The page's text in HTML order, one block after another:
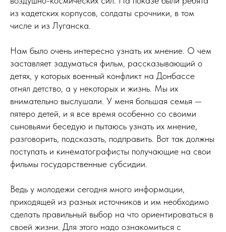
из кадетских корпусов, солдаты срочники, в том
числе и из Луганска.
Нам было очень интересно узнать их мнение. О чем
заставляет задуматься фильм, рассказывающий о
детях, у которых военный конфликт на Донбассе
отнял детство, а у некоторых и жизнь. Мы их
внимательно выслушали. У меня большая семья —
пятеро детей, и я все время особенно со своими
сыновьями беседую и пытаюсь узнать их мнение,
разговорить, подсказать, подправить. Вот так должны
поступать и кинематографисты получающие на свои
фильмы государственные субсидии.
Ведь у молодежи сегодня много информации,
приходящей из разных источников и им необходимо
сделать правильный выбор на что ориентироваться в
своей жизни. Для этого надо ознакомиться с